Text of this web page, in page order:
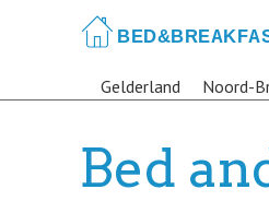
Gelderland Noord-
Bed